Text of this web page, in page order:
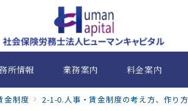
所情報 業務案内 料金案内
金制度 2-1-0.人事・賃金制度の考え方、作り方